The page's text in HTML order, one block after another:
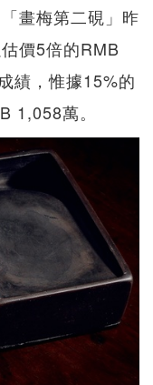
畫梅第二硯」昨
價5倍的RMB
績，惟據15%的
1,058萬。